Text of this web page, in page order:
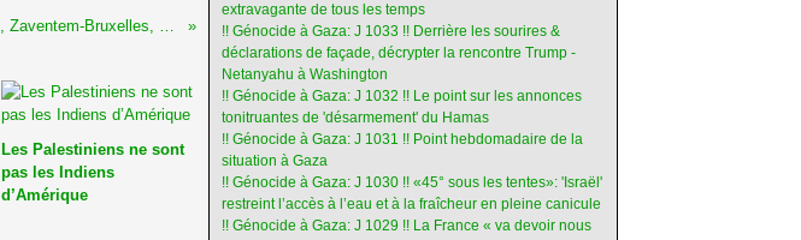
Violences policières - Bienvenue en Palestine II, Zaventem-Bruxelles, 15 & 16/04/12
Les Palestiniens ne sont
pas les Indiens
d’Amérique
extravagante de tous les temps
!! Génocide à Gaza: J 1033 !! Derrière les sourires &
déclarations de façade, décrypter la rencontre Trump -
Netanyahu à Washington
!! Génocide à Gaza: J 1032 !! Le point sur les annonces
tonitruantes de 'désarmement' du Hamas
!! Génocide à Gaza: J 1031 !! Point hebdomadaire de la
situation à Gaza
!! Génocide à Gaza: J 1030 !! «45° sous les tentes»: 'Israël'
restreint l’accès à l’eau et à la fraîcheur en pleine canicule
!! Génocide à Gaza: J 1029 !! La France « va devoir nous